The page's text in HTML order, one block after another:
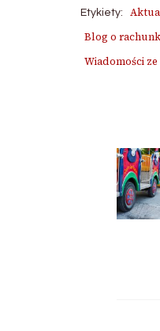
Etykiety:
Blog o
Wiadomości